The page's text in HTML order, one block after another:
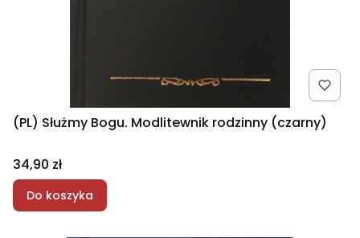
(PL) Służmy Bogu. Modlitewnik rodzinny (czarny)
Cena
34,90 zł
Do koszyka